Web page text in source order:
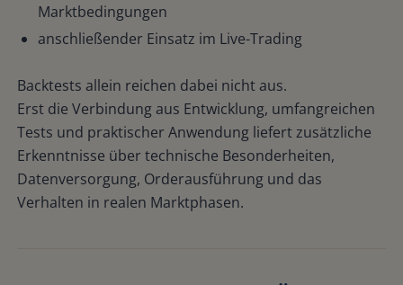
Marktbedingungen
anschließender Einsatz im Live-Trading
Backtests allein reichen dabei nicht aus.
Erst die Verbindung aus Entwicklung, umfangreichen
Tests und praktischer Anwendung liefert zusätzliche
Erkenntnisse über technische Besonderheiten,
Datenversorgung, Orderausführung und das
Verhalten in realen Marktphasen.